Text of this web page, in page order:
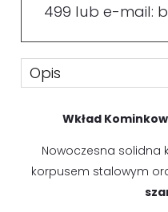
499 lub e-mail:
Opis
Wkład
Nowoczesna solidna
korpusem stalowym